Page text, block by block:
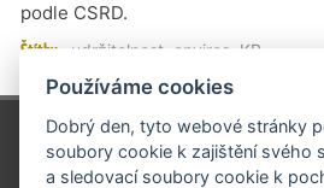
podle CSRD.
Štítky udržitelnost enviros KB
1 2 3 4 … 7
24
Používáme cookies
Dobrý den, tyto webové stránky
soubory cookie k zajištění svého
a sledovací soubory cookie k